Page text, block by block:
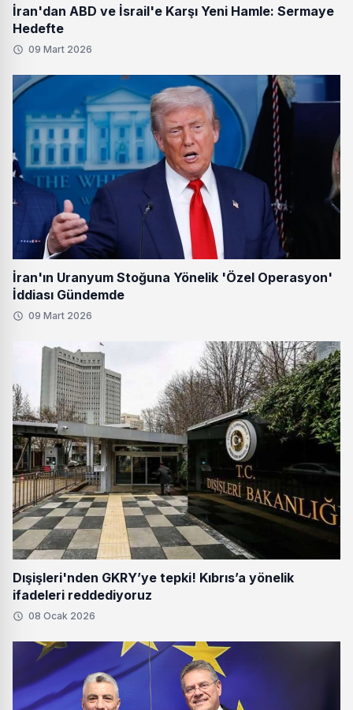
İran'dan ABD ve İsrail'e Karşı Yeni Hamle: Sermaye
Hedefte
09 Mart 2026
İran'ın Uranyum Stoğuna Yönelik 'Özel Operasyon'
İddiası Gündemde
09 Mart 2026
Dışişleri'nden GKRY’ye tepki! Kıbrıs’a yönelik
ifadeleri reddediyoruz
08 Ocak 2026